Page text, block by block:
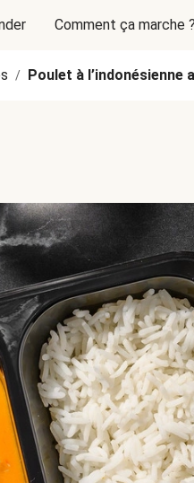
Comment ça marche ?
/ Poulet à l’indonésienne